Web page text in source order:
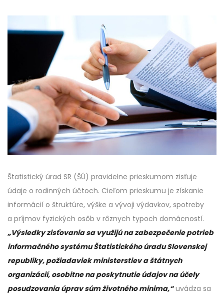
Štatistický úrad SR (ŠÚ) pravidelne prieskumom zisťuje
údaje o rodinných účtoch. Cieľom prieskumu je získanie
informácií o štruktúre, výške a vývoji výdavkov, spotreby
a príjmov fyzických osôb v rôznych typoch domácností.
„Výsledky zisťovania sa využijú na zabezpečenie potrieb
informačného systému Štatistického úradu Slovenskej
republiky, požiadaviek ministerstiev a štátnych
organizácií, osobitne na poskytnutie údajov na účely
posudzovania úprav súm životného minima,“uvádza sa